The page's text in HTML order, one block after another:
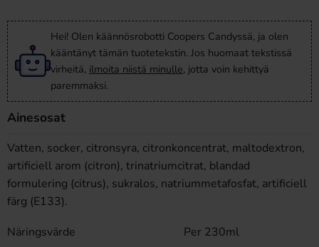
Hei! Olen käännösrobotti Coopers Candyssä, ja olen
kääntänyt tämän tuotetekstin. Jos huomaat tekstissä
virheitä, ilmoita niistä minulle, jotta voin kehittyä
paremmaksi.
Ainesosat
Vatten, socker, citronsyra, citronkoncentrat, maltodextron,
artificiell arom (citron), trinatriumcitrat, blandad
formulering (citrus), sukralos, natriummetafosfat, artificiell
färg (E133).
Näringsvärde
Per 230ml